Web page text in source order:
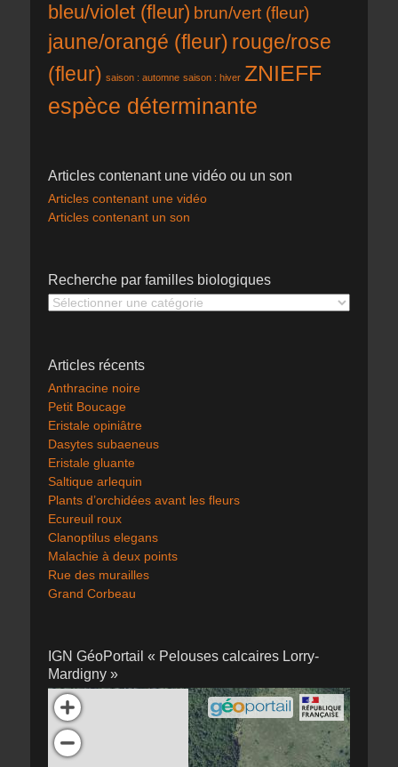
bleu/violet (fleur) brun/vert (fleur)
jaune/orangé (fleur) rouge/rose
(fleur) saison : automne saison : hiver ZNIEFF
espèce déterminante
Articles contenant une vidéo ou un son
Articles contenant une vidéo
Articles contenant un son
Recherche par familles biologiques
Recherche
biologiques
Articles récents
Anthracine noire
Petit Boucage
Eristale opiniâtre
Dasytes subaeneus
Eristale gluante
Saltique arlequin
Plants d’orchidées avant les fleurs
Ecureuil roux
Clanoptilus elegans
Malachie à deux points
Rue des murailles
Grand Corbeau
IGN GéoPortail « Pelouses calcaires Lorry-
Mardigny »